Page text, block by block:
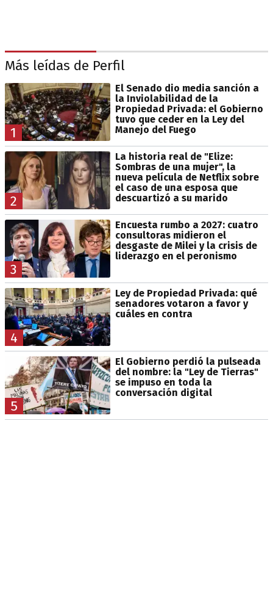
Más leídas de Perfil
1
El Senado dio media sanción a
la Inviolabilidad de la
Propiedad Privada: el Gobierno
tuvo que ceder en la Ley del
Manejo del Fuego
2
La historia real de "Elize:
Sombras de una mujer", la
nueva película de Netflix sobre
el caso de una esposa que
descuartizó a su marido
3
Encuesta rumbo a 2027: cuatro
consultoras midieron el
desgaste de Milei y la crisis de
liderazgo en el peronismo
4
Ley de Propiedad Privada: qué
senadores votaron a favor y
cuáles en contra
5
El Gobierno perdió la pulseada
del nombre: la "Ley de Tierras"
se impuso en toda la
conversación digital